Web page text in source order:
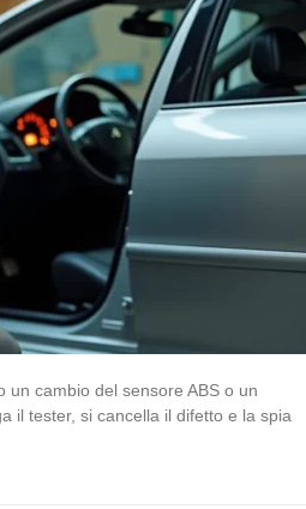
un cambio del sensore ABS o un
il tester, si cancella il difetto e la spia